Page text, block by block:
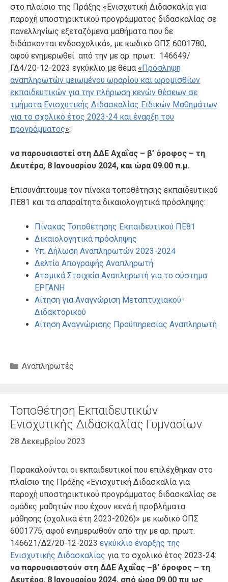
στο πλαίσιο της Πράξης «Ενισχυτική Διδασκαλία για
παροχή υποστηρικτικού προγράμματος διδασκαλίας σε
πανελληνίως εξεταζόμενα μαθήματα που δε
διδάσκονται ενδοσχολικά», με κωδικό ΟΠΣ 6001780,
αφού ενημερωθεί από την με αρ. πρωτ. 146649/
ΓΔ4/20-12-2023 εγκύκλιο με θέμα «Πρόσληψη
αναπληρωτών μειωμένου ωραρίου και ωρομισθίων
εκπαιδευτικών για την πλήρωση κενών θέσεων σε
τμήματα Ενισχυτικής Διδασκαλίας Ειδικών Μαθημάτων
για το σχολικό έτος 2023-24 και έναρξη του
προγράμματος»:
να παρουσιαστεί στη ΔΔΕ Αχαΐας – β’ όροφος – τη
Δευτέρα, 8 Ιανουαρίου 2024, και ώρα 09.00 π.μ.
Επισυνάπτουμε τον πίνακα τοποθέτησης εκπαιδευτικού
ΠΕ81 και τα απαραίτητα δικαιολογητικά πρόσληψης:
Πίνακας Τοποθέτησης Εκπαιδευτικού ΠΕ81
Δικαιολογητικά πρόσληψης
Υπ. Δήλωση Αναπληρωτών 2023-2024
Δελτίο Απογραφής Αναπληρωτή
Ατομικά Στοιχεία Αναπληρωτή για το σύστημα
ΕΡΓΑΝΗ
Αίτηση για Αναγνώριση Μεταπτυχιακού-
Διδακτορικού
Αίτηση Αναγνώρισης Προϋπηρεσίας Αναπληρωτή
Κατηγορίες
Αναπληρωτές
Τοποθέτηση Εκπαιδευτικών
Ενισχυτικής Διδασκαλίας Γυμνασίων
28 Δεκεμβρίου 2023
Παρακαλούνται οι εκπαιδευτικοί που επιλέχθηκαν στο
πλαίσιο της Πράξης «Ενισχυτική Διδασκαλία για
παροχή υποστηρικτικού προγράμματος διδασκαλίας σε
ομάδες μαθητών που έχουν κενά ή προβλήματα
μάθησης (σχολικά έτη 2023-2026)» με κωδικό ΟΠΣ
6001775, αφού ενημερωθούν από την με αρ. πρωτ.
146621/Δ2/20-12-2023 εγκύκλιο έναρξης της
Ενισχυτικής Διδασκαλίας για το σχολικό έτος 2023-24:
να παρουσιαστούν στη ΔΔΕ Αχαΐας –β’ όροφος – τη
Δευτέρα, 8 Ιανουαρίου 2024, από ώρα 09.00 πμ ως